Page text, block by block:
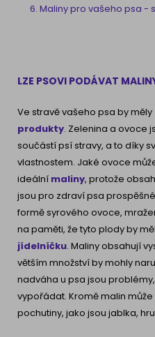
Maliny pro vašeho psa -
LZE PSOVI PODÁVAT
Ve stravě vašeho psa by měly
produkty. Zelenina a ovoce
součástí psí stravy, a to díky
vlastnostem. Jaké ovoce
ideální maliny, protože
jsou pro zdraví psa
forměsyrového ovoce,
na paměti, že tyto plody by
jídelníčku. Maliny obsahují
větším množství by mohly
nadváha u psa jsou
vypořádat. Kromě malin
pochutiny, jako jsou jablka,